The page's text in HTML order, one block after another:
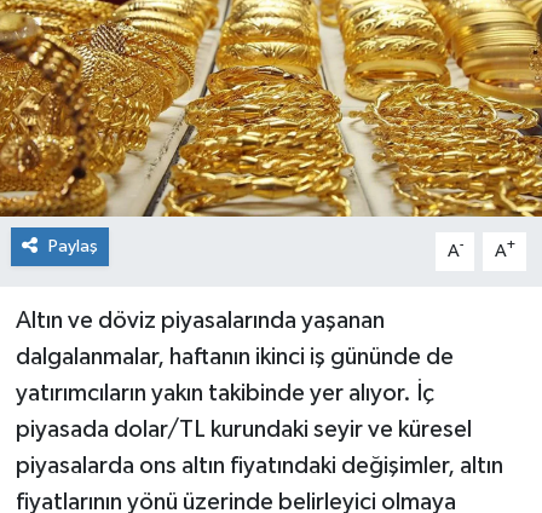
Paylaş A- A+
Altın ve döviz piyasalarında yaşanan
dalgalanmalar, haftanın ikinci iş gününde de
yatırımcıların yakın takibinde yer alıyor. İç
piyasada dolar/TL kurundaki seyir ve küresel
piyasalarda ons altın fiyatındaki değişimler, altın
fiyatlarının yönü üzerinde belirleyici olmaya
Spor
Teknoloji
Türkiye